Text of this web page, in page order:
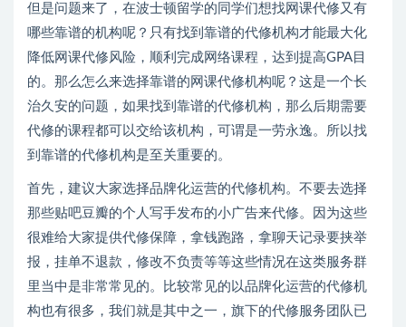
但是问题来了，在波士顿留学的同学们想找网课代修又有
哪些靠谱的机构呢？只有找到靠谱的代修机构才能最大化
降低网课代修风险，顺利完成网络课程，达到提高GPA目
的。那么怎么来选择靠谱的网课代修机构呢？这是一个长
治久安的问题，如果找到靠谱的代修机构，那么后期需要
代修的课程都可以交给该机构，可谓是一劳永逸。所以找
到靠谱的代修机构是至关重要的。
首先，建议大家选择品牌化运营的代修机构。不要去选择
那些贴吧豆瓣的个人写手发布的小广告来代修。因为这些
很难给大家提供代修保障，拿钱跑路，拿聊天记录要挟举
报，挂单不退款，修改不负责等等这些情况在这类服务群
里当中是非常常见的。比较常见的以品牌化运营的代修机
构也有很多，我们就是其中之一，旗下的代修服务团队已